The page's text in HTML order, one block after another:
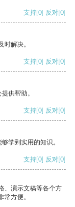
支持[0] 反对[0]
解决。
支持[0] 反对[0]
供帮助。
支持[0] 反对[0]
学到实用的知识。
支持[0] 反对[0]
、演示文稿等各个方
方便。